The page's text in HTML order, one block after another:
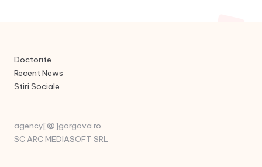
Doctorite
Recent News
Stiri Sociale
agency[@]gorgova.ro
SC ARC MEDIASOFT SRL